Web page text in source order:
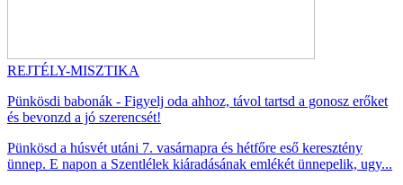
REJTÉLY-MISZTIKA
Pünkösdi babonák - Figyelj oda ahhoz, távol tartsd a gonosz erőket
és bevonzd a jó szerencsét!
Pünkösd a húsvét utáni 7. vasárnapra és hétfőre eső keresztény
ünnep. E napon a Szentlélek kiáradásának emlékét ünnepelik, ugy...